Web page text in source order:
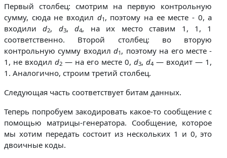
Первый столбец: смотрим на первую контрольную
сумму, сюда не входил d1 , поэтому на ее месте - 0, а
входилиd2, d3,d4, на их место ставим 1, 1, 1
соответственно. Второй столбец: во вторую
контрольную сумму входилd1, поэтому на его месте -
1, не входилd2 — на его месте 0,d3,d4 — входит — 1,
1. Аналогично, строим третий столбец.
Следующая часть соответствует битам данных.
Теперь попробуем закодировать какое-то сообщение с
помощью матрицы-генератора. Сообщение, которое
мы хотим передать состоит из нескольких 1 и 0, это
двоичные коды.